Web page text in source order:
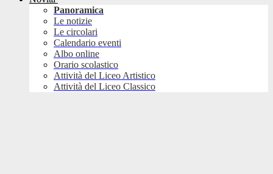
Panoramica
Le notizie
Le circolari
Calendario eventi
Albo online
Orario scolastico
Attività del Liceo Artistico
Attività del Liceo Classico